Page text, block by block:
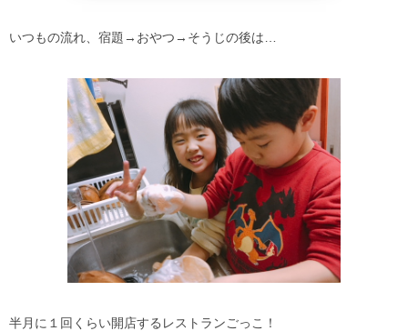
いつもの流れ、宿題→おやつ→そうじの後は…
半月に１回くらい開店するレストランごっこ！